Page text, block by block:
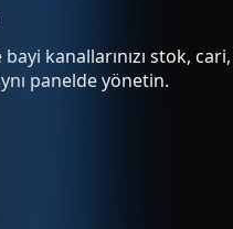
kanallarınızı stok, cari,
panelde yönetin.